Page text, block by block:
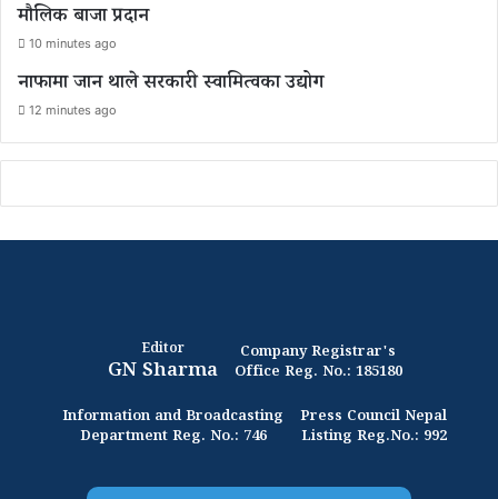
मौलिक बाजा प्रदान
10 minutes ago
नाफामा जान थाले सरकारी स्वामित्वका उद्योग
12 minutes ago
Editor
GN Sharma
Company Registrar's
Office Reg. No.: 185180
Information and Broadcasting
Department Reg. No.: 746
Press Council Nepal
Listing Reg.No.: 992